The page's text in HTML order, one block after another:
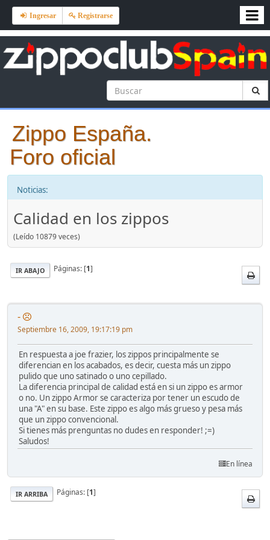
Ingresar Registrarse
Zippo España.
Foro oficial
Noticias:
Calidad en los zippos
(Leído 10879 veces)
IR ABAJO Páginas: [1]
-
Septiembre 16, 2009, 19:17:19 pm
En respuesta a joe frazier, los zippos principalmente se
diferencian en los acabados, es decir, cuesta más un zippo
pulido que uno satinado o uno cepillado.
La diferencia principal de calidad está en si un zippo es armor
o no. Un zippo Armor se caracteriza por tener un escudo de
una "A" en su base. Este zippo es algo más grueso y pesa más
que un zippo convencional.
Si tienes más prenguntas no dudes en responder! ;=)
Saludos!
En línea
IR ARRIBA Páginas: [1]